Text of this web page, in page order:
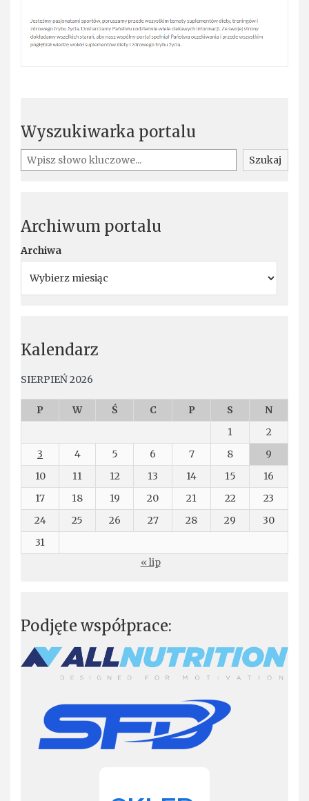
Wyszukiwarka portalu
Szukaj Szukaj
Archiwum portalu
Archiwa
Kalendarz
SIERPIEŃ 2026
P W Ś C P S
N
1
2
3
4 5 6 7 8
9
10
11 12 13 14 15
16
17
18 19 20 21 22
23
24
25 26 27 28 29
30
31
« lip
Podjęte współprace: